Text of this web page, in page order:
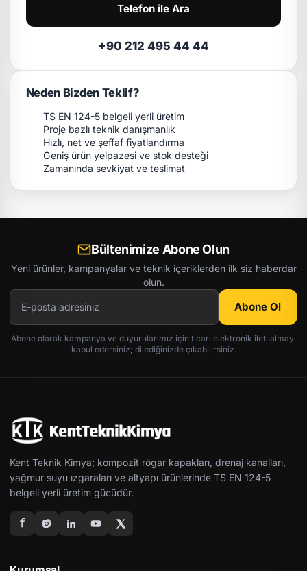
Telefon ile Ara
+90 212 495 44 44
Neden Bizden Teklif?
TS EN 124-5 belgeli yerli üretim
Proje bazlı teknik danışmanlık
Hızlı, net ve şeffaf fiyatlandırma
Geniş ürün yelpazesi ve stok desteği
Zamanında sevkiyat ve teslimat
Bültenimize Abone Olun
Yeni ürünler, kampanyalar ve teknik içeriklerden ilk siz haberdar
olun.
Abone Ol
Abone olarak kampanya ve duyurularımız için ticari elektronik ileti almayı
kabul edersiniz; dilediğinizde çıkabilirsiniz.
Kent Teknik Kimya; kompozit rögar kapakları, drenaj kanalları,
yağmur suyu ızgaraları ve altyapı ürünlerinde TS EN 124-5
belgeli yerli üretim gücüdür.